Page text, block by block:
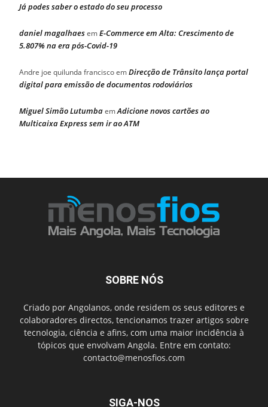
Já podes saber o estado do seu processo
daniel magalhaesemE-Commerce em Alta: Crescimento de
5.807% na era pós-Covid-19
Andre joe quilunda franciscoemDirecção de Trânsito lança portal
digital para emissão de documentos rodoviários
Miguel Simão LutumbaemAdicione novos cartões ao
Multicaixa Express sem ir ao ATM
SOBRE NÓS
Criado por Angolanos, onde residem os seus editores e
colaboradores directos, tencionamos trazer artigos sobre
tecnologia, ciência e afins, com uma maior incidência à
tópicos que envolvam Angola. Entre em contato:
contacto@menosfios.com
SIGA-NOS